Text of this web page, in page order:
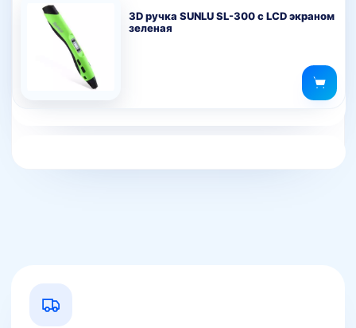
3D ручка SUNLU SL-300 с LCD экраном
зеленая